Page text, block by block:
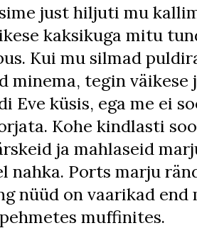
just hiljuti mu
kaksikuga mitu
Kui mu silmad
minema, tegin
Eve küsis, ega me ei
Kohe kindlasti
ja mahlaseid
nahka. Ports marju
nüüd on vaarikad end
muffinites.